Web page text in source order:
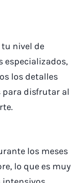
tu nivel de
especializados,
los detalles
para disfrutar al
los meses
lo que es muy